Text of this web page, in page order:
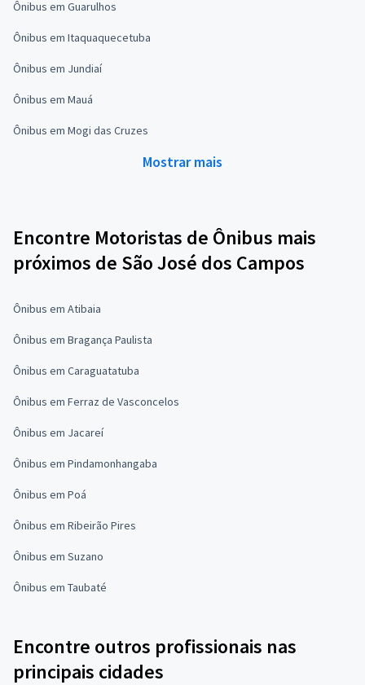
Ônibus em Guarulhos
Ônibus em Itaquaquecetuba
Ônibus em Jundiaí
Ônibus em Mauá
Ônibus em Mogi das Cruzes
Mostrar mais
Encontre Motoristas de Ônibus mais
próximos de São José dos Campos
Ônibus em Atibaia
Ônibus em Bragança Paulista
Ônibus em Caraguatatuba
Ônibus em Ferraz de Vasconcelos
Ônibus em Jacareí
Ônibus em Pindamonhangaba
Ônibus em Poá
Ônibus em Ribeirão Pires
Ônibus em Suzano
Ônibus em Taubaté
Encontre outros profissionais nas
principais cidades